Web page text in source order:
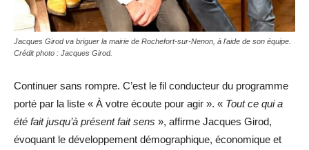
Jacques Girod va briguer la mairie de Rochefort-sur-Nenon, à l'aide de son équipe.
Crédit photo : Jacques Girod.
Continuer sans rompre. C’est le fil conducteur du programme
porté par la liste « À votre écoute pour agir ». « Tout ce qui a
été fait jusqu’à présent fait sens », affirme Jacques Girod,
évoquant le développement démographique, économique et